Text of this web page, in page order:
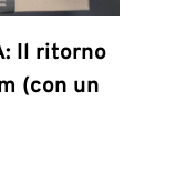
Il ritorno
(con un